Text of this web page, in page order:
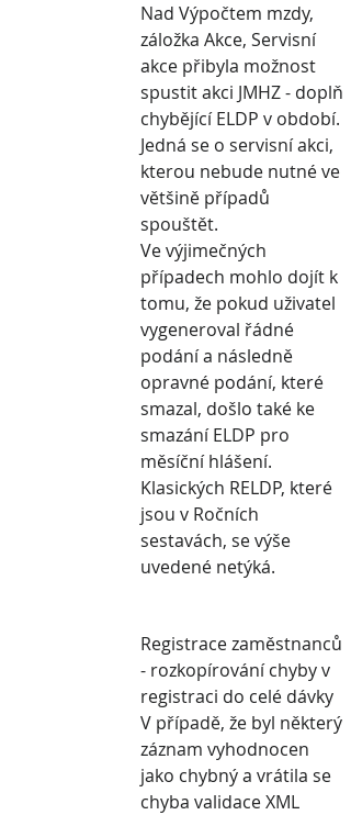
Nad Výpočtem mzdy,
záložka Akce, Servisní
akce přibyla možnost
spustit akci JMHZ - doplň
chybějící ELDP v období.
Jedná se o servisní akci,
kterou nebude nutné ve
většině případů
spouštět.
Ve výjimečných
případech mohlo dojít k
tomu, že pokud uživatel
vygeneroval řádné
podání a následně
opravné podání, které
smazal, došlo také ke
smazání ELDP pro
měsíční hlášení.
Klasických RELDP, které
jsou v Ročních
sestavách, se výše
uvedené netýká.
Registrace zaměstnanců
- rozkopírování chyby v
registraci do celé dávky
V případě, že byl některý
záznam vyhodnocen
jako chybný a vrátila se
chyba validace XML